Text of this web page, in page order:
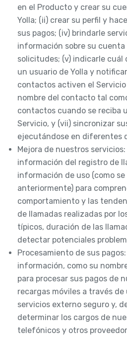
en el Producto y crear su
Yolla; (ii) crear su perfil y
sus pagos; (iv) brindarle
información sobre su cuenta
solicitudes; (v) indicarle cuál
un usuario de Yolla y
contactos activen el
nombre del contacto tal
contactos cuando se reciba
Servicio, y (vii) sincronizar
ejecutándose en diferentes
Mejora de nuestros
información del registro de
información de uso (como
anteriormente) para
comportamiento y las
de llamadas realizadas por
típicos, duración de las
detectar potenciales
Procesamiento de sus
información, como su
para procesar sus pagos de
recargas móviles a través
servicios externo seguro y,
determinar los cargos de
telefónicos y otros